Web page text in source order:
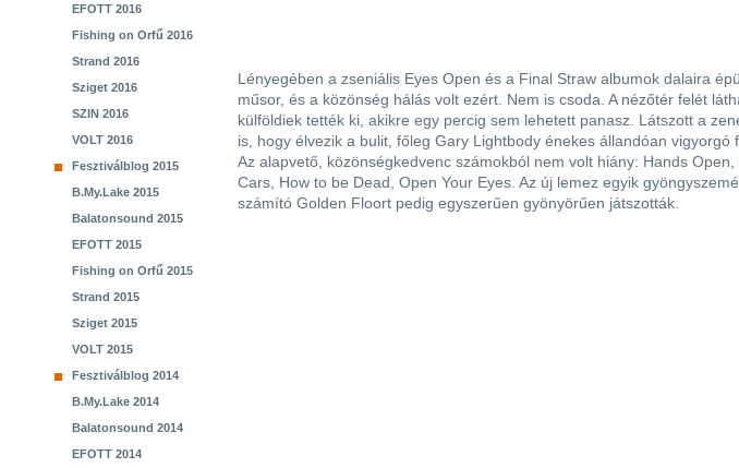
EFOTT 2016
Fishing on Orfű 2016
Strand 2016
Sziget 2016
SZIN 2016
VOLT 2016
Fesztiválblog 2015
B.My.Lake 2015
Balatonsound 2015
EFOTT 2015
Fishing on Orfű 2015
Strand 2015
Sziget 2015
VOLT 2015
Fesztiválblog 2014
B.My.Lake 2014
Balatonsound 2014
EFOTT 2014
Lényegében a zseniális Eyes Open és a Final Straw albumok dalaira
műsor, és a közönség hálás volt ezért. Nem is csoda. A nézőtér felét
külföldiek tették ki, akikre egy percig sem lehetett panasz. Látszott a
is, hogy élvezik a bulit, főleg Gary Lightbody énekes állandóan vigyorgó
Az alapvető, közönségkedvenc számokból nem volt hiány: Hands Open,
Cars, How to be Dead, Open Your Eyes. Az új lemez egyik
számító Golden Floort pedig egyszerűen gyönyörűen játszották.